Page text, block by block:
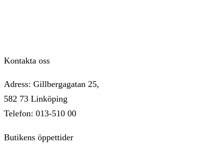
Kontakta oss
Adress: Gillbergagatan 25,
582 73 Linköping
Telefon: 013-510 00
Butikens öppettider